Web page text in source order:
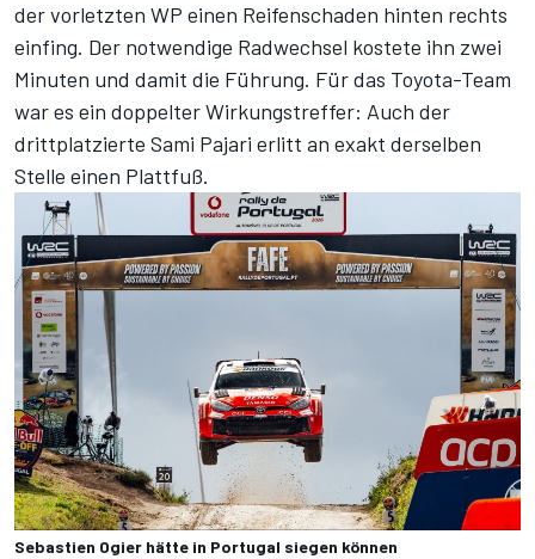
der vorletzten WP einen Reifenschaden hinten rechts
einfing. Der notwendige Radwechsel kostete ihn zwei
Minuten und damit die Führung. Für das Toyota-Team
war es ein doppelter Wirkungstreffer: Auch der
drittplatzierte Sami Pajari erlitt an exakt derselben
Stelle einen Plattfuß.
Sebastien Ogier hätte in Portugal siegen können